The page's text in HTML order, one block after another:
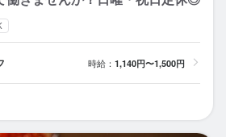
時給： 1,140円〜1,500円